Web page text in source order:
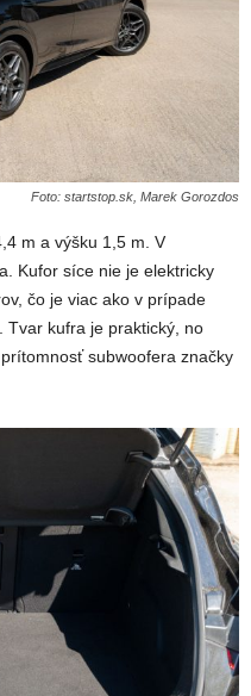
Foto: startstop.sk, Marek Gorozdos
m a výšku 1,5 m. V
Kufor síce nie je elektricky
čo je viac ako v prípade
. Tvar kufra je praktický, no
subwoofera značky